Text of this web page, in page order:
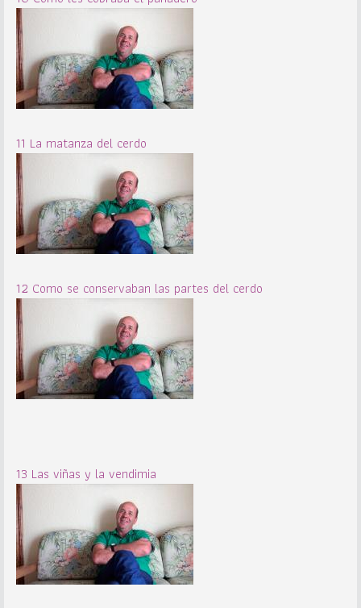
11 La matanza del cerdo
12 Como se conservaban las partes del cerdo
13 Las viñas y la vendimia